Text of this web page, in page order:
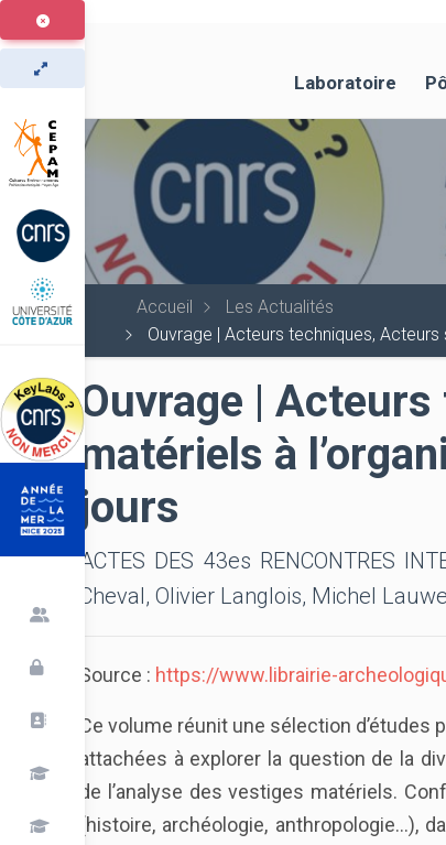
Aller
au
contenu
principal
Laboratoire
Accueil
Les Actualités
Ouvrage | Acteurs techniques,
Ouvrage |
matériels à
jours
ACTES DES 43es RENCONTRES
Cheval, Olivier Langlois, Michel
Source : https://www.librairie-
Ce volume réunit une sélection d’études
attachées à explorer la question de la
de l’analyse des vestiges matériels.
(histoire, archéologie, anthropologie…),